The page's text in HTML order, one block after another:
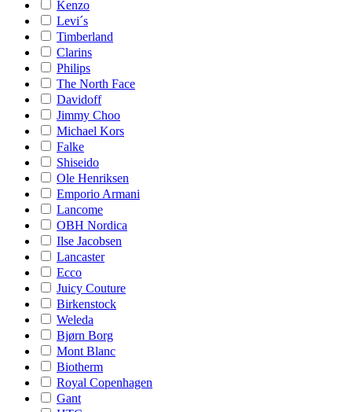
Kenzo
Levi´s
Timberland
Clarins
Philips
The North Face
Davidoff
Jimmy Choo
Michael Kors
Falke
Shiseido
Ole Henriksen
Emporio Armani
Lancome
OBH Nordica
Ilse Jacobsen
Lancaster
Ecco
Juicy Couture
Birkenstock
Weleda
Bjørn Borg
Mont Blanc
Biotherm
Royal Copenhagen
Gant